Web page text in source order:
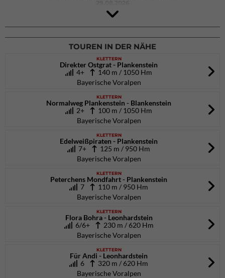
4Blocs KIDS 2026
DAV Kletter- & Boulderzentrum München Süd (Thalkirchen)
26.09.2026
TOUREN IN DER NÄHE
KLETTERN
Direkter Ostgrat - Plankenstein
4+
140 m / 1050 Hm
Bayerische Voralpen
KLETTERN
Normalweg Plankenstein - Blankenstein
2+
100 m / 1050 Hm
Bayerische Voralpen
KLETTERN
Edelweißpiraten - Plankenstein
7+
125 m / 950 Hm
Bayerische Voralpen
KLETTERN
Peterchens Mondfahrt - Plankenstein
7
110 m / 950 Hm
Bayerische Voralpen
KLETTERN
Flora Bohra - Leonhardstein
6/6+ 230 m / 620 Hm
Bayerische Voralpen
KLETTERN
Für Andi - Leonhardstein
6
320 m / 620 Hm
Bayerische Voralpen